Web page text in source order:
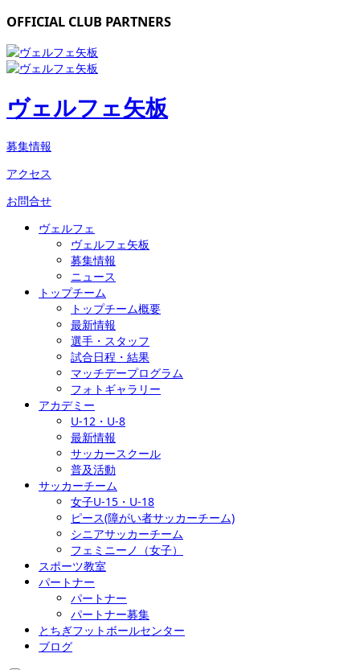
OFFICIAL CLUB PARTNERS
ヴェルフェ矢板
募集情報
アクセス
お問合せ
ヴェルフェ
ヴェルフェ矢板
募集情報
ニュース
トップチーム
トップチーム概要
最新情報
選手・スタッフ
試合日程・結果
マッチデープログラム
フォトギャラリー
アカデミー
U-12・U-8
最新情報
サッカースクール
普及活動
サッカーチーム
女子U-15・U-18
ピース(障がい者サッカーチーム)
シニアサッカーチーム
フェミニーノ（女子）
スポーツ教室
パートナー
パートナー
パートナー募集
とちぎフットボールセンター
ブログ